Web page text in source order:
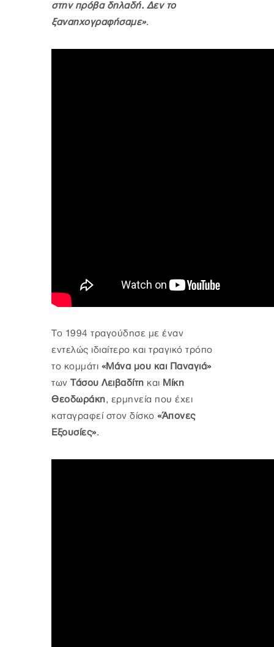
στην πρόβα δηλαδή. Δεν το
ξαναηχογραφήσαμε».
Το 1994 τραγούδησε με έναν
εντελώς ιδιαίτερο και τραγικό τρόπο
το κομμάτι «Μάνα μου και Παναγιά»
των Τάσου Λειβαδίτη και Μίκη
Θεοδωράκη, ερμηνεία που έχει
καταγραφεί στον δίσκο «Άπονες
Εξουσίες».